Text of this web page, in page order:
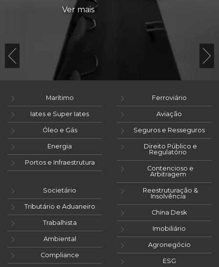
Ver mais
Marítimo
Iates e Super Iates
Óleo e Gás
Energia
Portos e Infraestrutura
Ferroviário
Aviação
Seguros e Resseguros
Direito Público e
Regulatório
Contencioso e
Arbitragem
Societário
Tributário e Aduaneiro
Trabalhista
Ambiental
Compliance
Reestruturação &
Insolvência
China Desk
Imobiliário
Agronegócio
ESG